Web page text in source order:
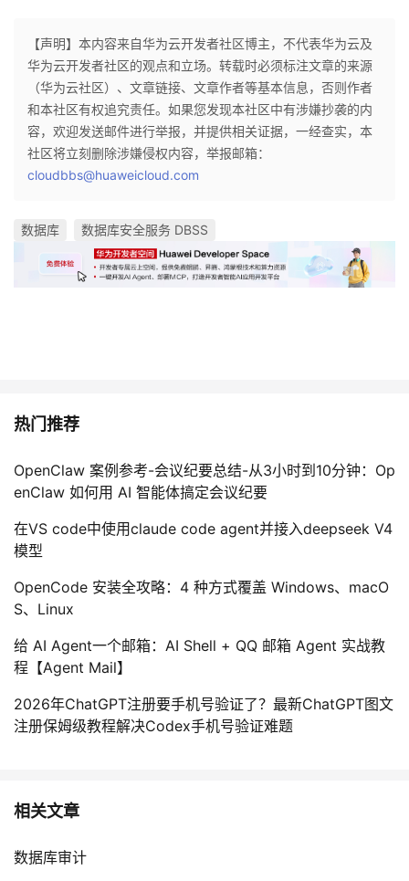
【声明】本内容来自华为云开发者社区博主，不代表华为云及
华为云开发者社区的观点和立场。转载时必须标注文章的来源
（华为云社区）、文章链接、文章作者等基本信息，否则作者
和本社区有权追究责任。如果您发现本社区中有涉嫌抄袭的内
容，欢迎发送邮件进行举报，并提供相关证据，一经查实，本
社区将立刻删除涉嫌侵权内容，举报邮箱：
cloudbbs@huaweicloud.com
数据库 数据库安全服务 DBSS
热门推荐
OpenClaw 案例参考-会议纪要总结-从3小时到10分钟：Op
enClaw 如何用 AI 智能体搞定会议纪要
在VS code中使用claude code agent并接入deepseek V4
模型
OpenCode 安装全攻略：4 种方式覆盖 Windows、macO
S、Linux
给 AI Agent一个邮箱：AI Shell + QQ 邮箱 Agent 实战教
程【Agent Mail】
2026年ChatGPT注册要手机号验证了？最新ChatGPT图文
注册保姆级教程解决Codex手机号验证难题
相关文章
数据库审计